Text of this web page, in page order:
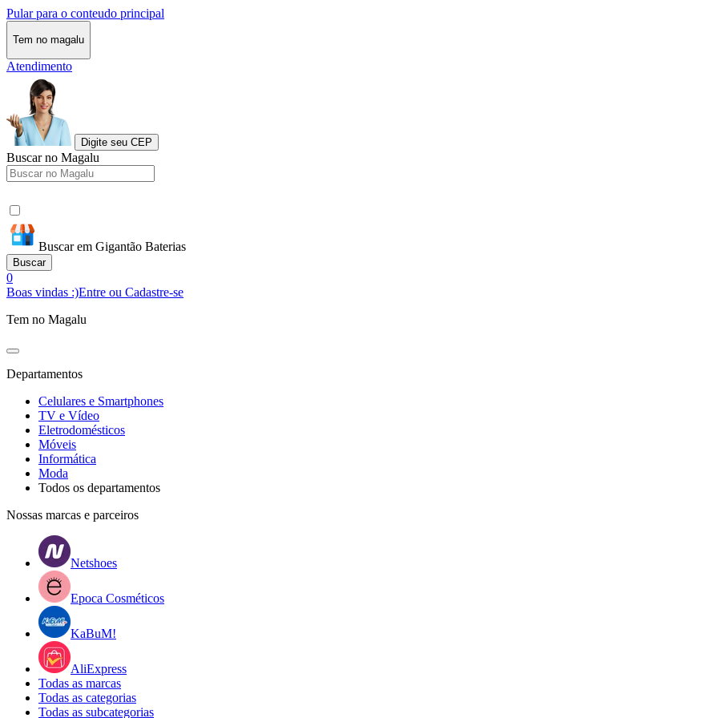
Pular para o conteudo principal
Tem no magalu
Atendimento
Digite seu CEP
Buscar no Magalu
Buscar em Gigantão Baterias
Buscar
0
Boas vindas :)Entre ou Cadastre-se
Tem no Magalu
Departamentos
Celulares e Smartphones
TV e Vídeo
Eletrodomésticos
Móveis
Informática
Moda
Todos os departamentos
Nossas marcas e parceiros
Netshoes
Epoca Cosméticos
KaBuM!
AliExpress
Todas as marcas
Todas as categorias
Todas as subcategorias